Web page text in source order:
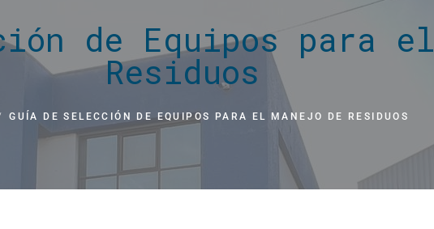
MANEJO DE RESIDUOS INDUSTRIALES
MANEJO DE ESCOMBROS​
MANEJO DE RESIDUOS PELIGROSOS
MANEJO DE FOSAS Y GRASAS
ECONOMIA CIRCULAR /RECICLAJE
LOS BENEFICIOS DEL
GUÍA DE SELECCIÓN DE
de Equipos para
Residuos
GUÍA DE SELECCIÓN DE EQUIPOS PARA EL MANEJO DE RESIDUOS